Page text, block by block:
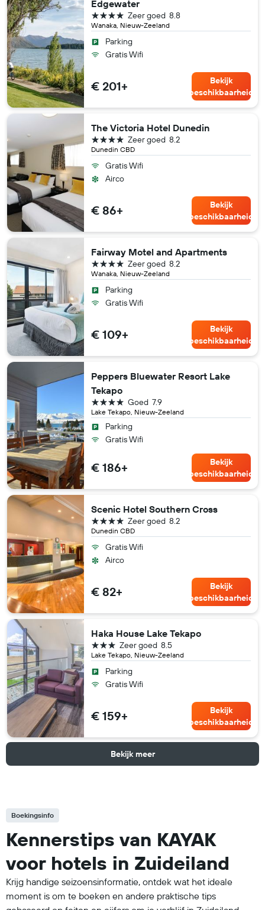
Edgewater
Wanaka, Nieuw-Zeeland
8.8
Zeer goed
4 sterren
Parking
Gratis Wifi
€ 201+
Bekijk
beschikbaarheid
The Victoria Hotel Dunedin
Dunedin CBD
8.2
Zeer goed
4 sterren
Gratis Wifi
Airco
€ 86+
Bekijk
beschikbaarheid
Fairway Motel and Apartments
Wanaka, Nieuw-Zeeland
8.2
Zeer goed
4 sterren
Parking
Gratis Wifi
€ 109+
Bekijk
beschikbaarheid
Peppers Bluewater Resort Lake
Tekapo
Lake Tekapo, Nieuw-Zeeland
7.9
Goed
4 sterren
Parking
Gratis Wifi
€ 186+
Bekijk
beschikbaarheid
Scenic Hotel Southern Cross
Dunedin CBD
8.2
Zeer goed
4 sterren
Gratis Wifi
Airco
€ 82+
Bekijk
beschikbaarheid
Haka House Lake Tekapo
Lake Tekapo, Nieuw-Zeeland
8.5
Zeer goed
3 sterren
Parking
Gratis Wifi
€ 159+
Bekijk
beschikbaarheid
Bekijk meer
Boekingsinfo
Kennerstips van KAYAK
voor hotels in Zuideiland
Krijg handige seizoensinformatie, ontdek wat het ideale
moment is om te boeken en andere praktische tips